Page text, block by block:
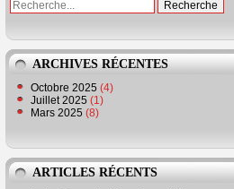
ARCHIVES RÉCENTES
Octobre 2025 (4)
Juillet 2025 (1)
Mars 2025 (8)
ARTICLES RÉCENTS